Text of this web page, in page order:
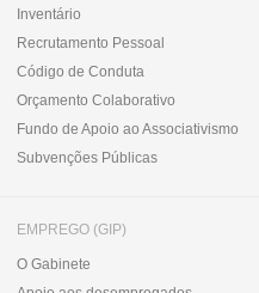
Inventário
Recrutamento Pessoal
Código de Conduta
Orçamento Colaborativo
Fundo de Apoio ao Associativismo
Subvenções Públicas
EMPREGO (GIP)
O Gabinete